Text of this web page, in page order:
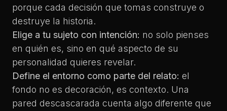
porque cada decisión que tomas construye o
destruye la historia.
Elige a tu sujeto con intención: no solo pienses
en quién es, sino en qué aspecto de su
personalidad quieres revelar.
Define el entorno como parte del relato: el
fondo no es decoración, es contexto. Una
pared descascarada cuenta algo diferente que